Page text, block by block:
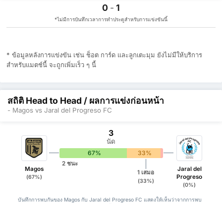
0 - 1
*ไม่มีการบันทึกเวลาการทำประตูสำหรับการแข่งขันนี้
* ข้อมูลหลังการแข่งขัน เช่น ช็อต การ์ด และลูกเตะมุม ยังไม่มีให้บริการ
สำหรับแมตช์นี้ จะถูกเพิ่มเร็ว ๆ นี้
สถิติ Head to Head / ผลการแข่งก่อนหน้า
- Magos vs Jaral del Progreso FC
Magos
(67%)
3
นัด
67% 33% 0%
2 ชนะ
1 เสมอ
(33%)
Jaral del
Progreso
(0%)
บันทึกการพบกันของ Magos กับ Jaral del Progreso FC แสดงให้เห็นว่าจากการพบ